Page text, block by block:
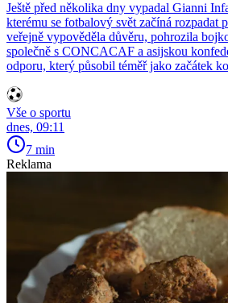
Ještě před několika dny vypadal Gianni
kterému se fotbalový svět začíná rozpadat
veřejně vypověděla důvěru, pohrozila
společně s CONCACAF a asijskou
odporu, který působil téměř jako začátek
Vše o sportu
dnes, 09:11
7 min
Reklama